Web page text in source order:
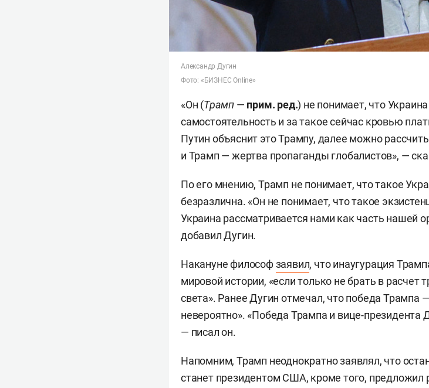
Александр Дугин
Фото: «БИЗНЕСOnline»
«Он (Трамп — прим. ред.) не понимает, что
самостоятельность и за такое сейчас кровью
Путин объяснит это Трампу, далее можно
и Трамп — жертва пропаганды глобалистов», —
По его мнению, Трамп не понимает, что такое
безразлична. «Он не понимает, что такое
Украина рассматривается нами как часть нашей
добавил Дугин.
Накануне философзаявил, что инаугурация
мировой истории, «если только не брать в
света». Ранее Дугин отмечал, что победа Трампа
невероятно». «Победа Трампа и вице-президента
— писал он.
Напомним, Трамп неоднократно заявлял, что
станет президентом США, кроме того, предложил